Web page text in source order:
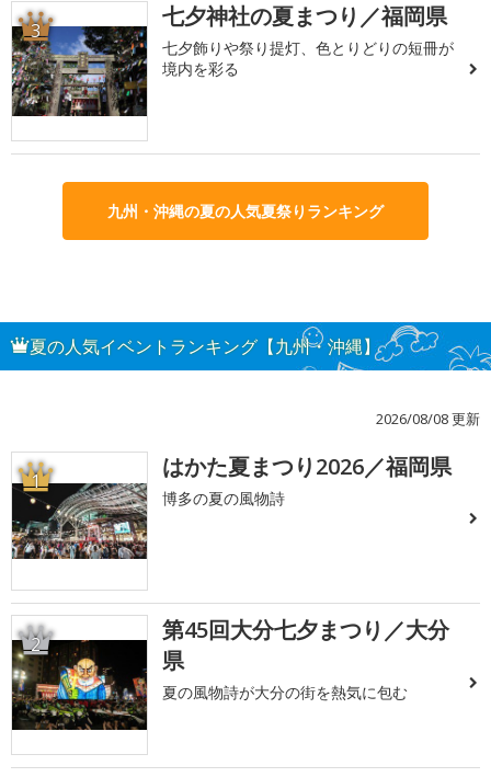
3 七夕神社の夏まつり／福岡県
七夕飾りや祭り提灯、色とりどりの短冊が
境内を彩る
九州・沖縄の夏の人気夏祭りランキング
夏の人気イベントランキング【九州・沖縄】
2026/08/08 更新
1 はかた夏まつり2026／福岡県
博多の夏の風物詩
2
第45回大分七夕まつり／大分
県
夏の風物詩が大分の街を熱気に包む